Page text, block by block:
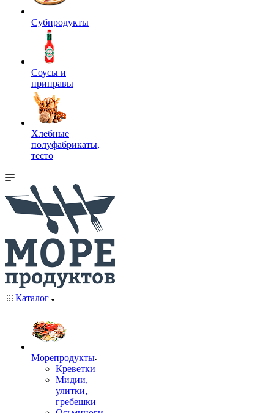
Субпродукты
Соусы и
приправы
Хлебные
полуфабрикаты,
тесто
Каталог
Морепродукты
Креветки
Мидии,
улитки,
гребешки